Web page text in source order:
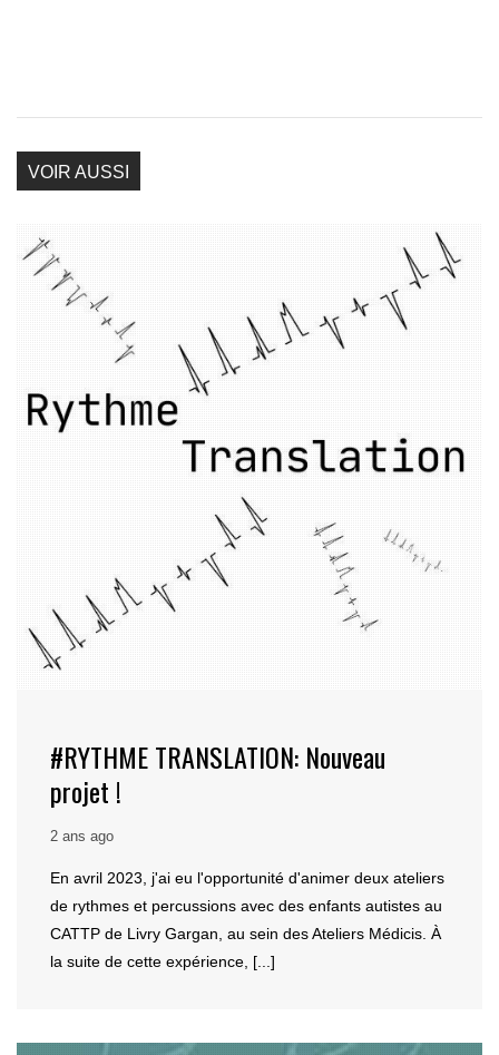
VOIR AUSSI
#RYTHME TRANSLATION: Nouveau
projet !
2 ans ago
En avril 2023, j'ai eu l'opportunité d'animer deux ateliers
de rythmes et percussions avec des enfants autistes au
CATTP de Livry Gargan, au sein des Ateliers Médicis. À
la suite de cette expérience, [...]